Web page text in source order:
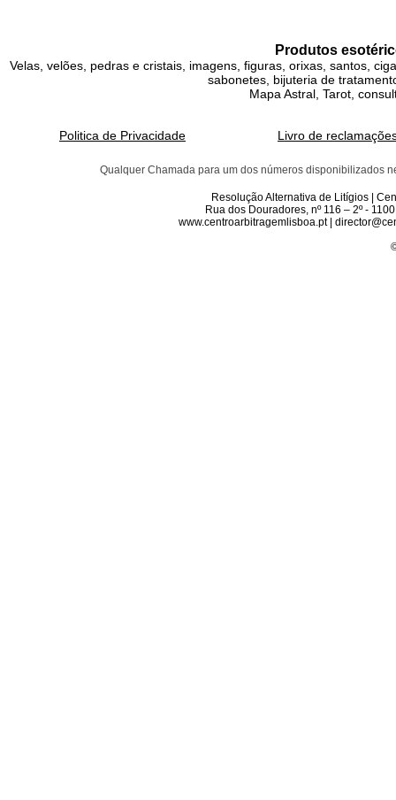
Produtos
Velas, velões, pedras e cristais, imagens, figuras, orixas, santos,
sabonetes, bijuteria de
Mapa Astral, Tarot,
Politica de Privacidade Livro de
Qualquer Chamada para um dos números disponibilizados
Resolução Alternativa de Litígios |
Rua dos Douradores, nº 116 – 2º -
www.centroarbitragemlisboa.pt |